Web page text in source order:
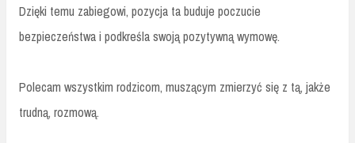
Dzięki temu zabiegowi, pozycja ta buduje poczucie
bezpieczeństwa i podkreśla swoją pozytywną wymowę.
Polecam wszystkim rodzicom, muszącym zmierzyć się z tą, jakże
trudną, rozmową.